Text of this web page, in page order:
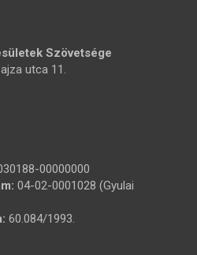
Szövetsége
utca 11.
00000000
04-02-0001028 (Gyulai
60.084/1993.